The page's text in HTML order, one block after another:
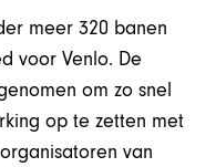
meer 320 banen
voor Venlo. De
om zo snel
op te zetten met
van